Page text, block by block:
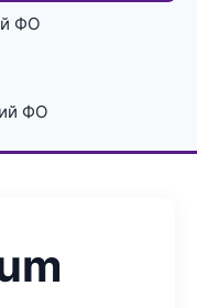
ФО
ФО